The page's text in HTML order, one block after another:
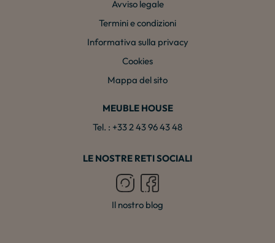
Avviso legale
Termini e condizioni
Informativa sulla privacy
Cookies
Mappa del sito
MEUBLE HOUSE
Tel. : +33 2 43 96 43 48
LE NOSTRE RETI SOCIALI
Il nostro blog